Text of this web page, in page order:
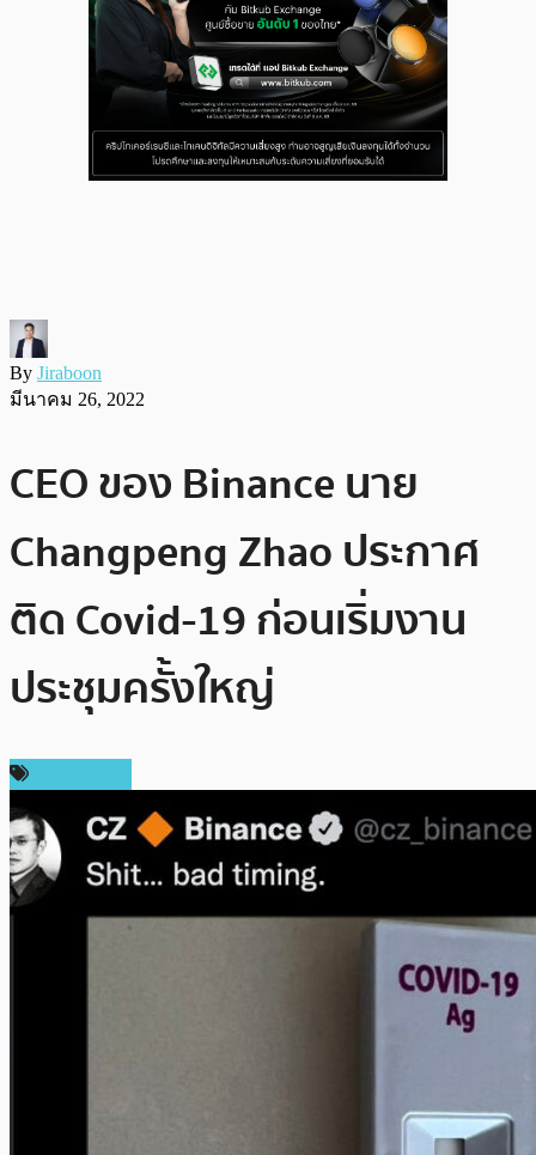
By Jiraboon
มีนาคม 26, 2022
CEO ของ Binance นาย
Changpeng Zhao ประกาศ
ติด Covid-19 ก่อนเริ่มงาน
ประชุมครั้งใหญ่